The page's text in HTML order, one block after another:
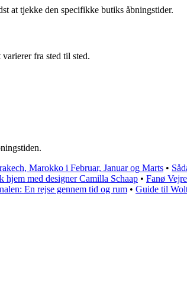
at tjekke den specifikke butiks åbningstider.
fra sted til sted.
Marokko i Februar, Januar og Marts •
hjem med designer Camilla Schaap • Fanø
En rejse gennem tid og rum • Guide til